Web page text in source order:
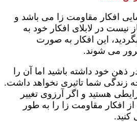
افکار مقاومت زا می باشد و
نیست در لابلای افکار خود به
این افکار به صورت
می شوند.
ذهن خود داشته باشید اما آن را
زندگی شما تاثیری نخواهد داشت.
هستید و اگر آرزوی تغییر
افکار مقاومت زا را به طور
کنید.